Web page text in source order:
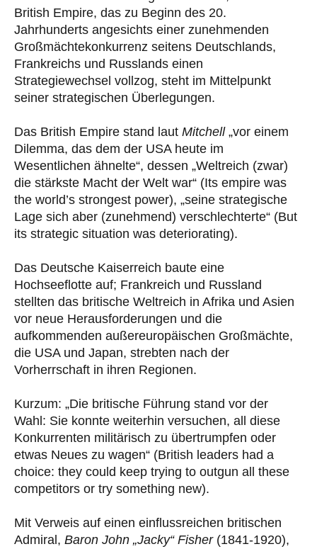
British Empire, das zu Beginn des 20.
Jahrhunderts angesichts einer zunehmenden
Großmächtekonkurrenz seitens Deutschlands,
Frankreichs und Russlands einen
Strategiewechsel vollzog, steht im Mittelpunkt
seiner strategischen Überlegungen.
Das British Empire stand laut Mitchell„vor einem
Dilemma, das dem der USA heute im
Wesentlichen ähnelte“, dessen „Weltreich (zwar)
die stärkste Macht der Welt war“ (Its empire was
the world’s strongest power), „seine strategische
Lage sich aber (zunehmend) verschlechterte“ (But
its strategic situation was deteriorating).
Das Deutsche Kaiserreich baute eine
Hochseeflotte auf; Frankreich und Russland
stellten das britische Weltreich in Afrika und Asien
vor neue Herausforderungen und die
aufkommenden außereuropäischen Großmächte,
die USA und Japan, strebten nach der
Vorherrschaft in ihren Regionen.
Kurzum: „Die britische Führung stand vor der
Wahl: Sie konnte weiterhin versuchen, all diese
Konkurrenten militärisch zu übertrumpfen oder
etwas Neues zu wagen“ (British leaders had a
choice: they could keep trying to outgun all these
competitors or try something new).
Mit Verweis auf einen einflussreichen britischen
Admiral, Baron John „Jacky“ Fisher(1841-1920),